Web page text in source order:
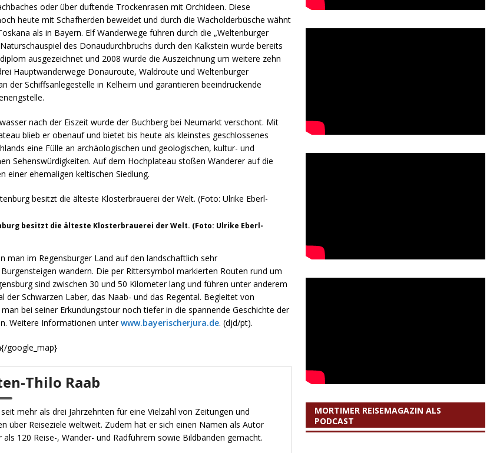
oder über duftende Trockenrasen mit Orchideen. Diese
heute mit Schafherden beweidet und durch die Wacholderbüsche wähnt
als in Bayern. Elf Wanderwege führen durch die „Weltenburger
des Donaudurchbruchs durch den Kalkstein wurde bereits
ausgezeichnet und 2008 wurde die Auszeichnung um weitere zehn
Hauptwanderwege Donauroute, Waldroute und Weltenburger
der Schiffsanlegestelle in Kelheim und garantieren beeindruckende
nach der Eiszeit wurde der Buchberg bei Neumarkt verschont. Mit
blieb er obenauf und bietet bis heute als kleinstes geschlossenes
eine Fülle an archäologischen und geologischen, kultur- und
Sehenswürdigkeiten. Auf dem Hochplateau stoßen Wanderer auf die
einer ehemaligen keltischen Siedlung.
besitzt die älteste Klosterbrauerei der Welt. (Foto: Ulrike Eberl-
man im Regensburger Land auf den landschaftlich sehr
wandern. Die per Rittersymbol markierten Routen rund um
sind zwischen 30 und 50 Kilometer lang und führen unter anderem
der Schwarzen Laber, das Naab- und das Regental. Begleitet von
bei seiner Erkundungstour noch tiefer in die spannende Geschichte der
Weitere Informationen unterwww.bayerischerjura.de. (djd/pt).
google_map}
Thilo Raab
mehr als drei Jahrzehnten für eine Vielzahl von Zeitungen und
über Reiseziele weltweit. Zudem hat er sich einen Namen als Autor
als 120 Reise-, Wander- und Radführern sowie Bildbänden gemacht.
MORTIMER REISEMAGAZIN ALS
PODCAST